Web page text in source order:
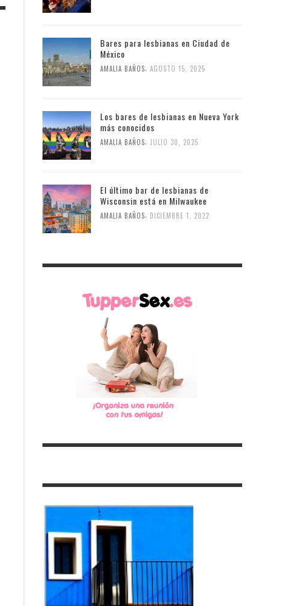
Bares para lesbianas en Ciudad de
México
AMALIA BAÑOS AGOSTO 15, 2025
Los bares de lesbianas en Nueva York
más conocidos
AMALIA BAÑOS JULIO 30, 2025
El último bar de lesbianas de
Wisconsin está en Milwaukee
AMALIA BAÑOS DICIEMBRE 1, 2022